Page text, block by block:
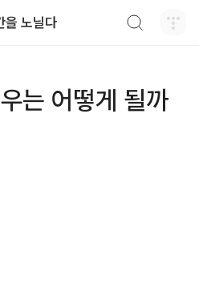
을 노닐다
는 어떻게 될까